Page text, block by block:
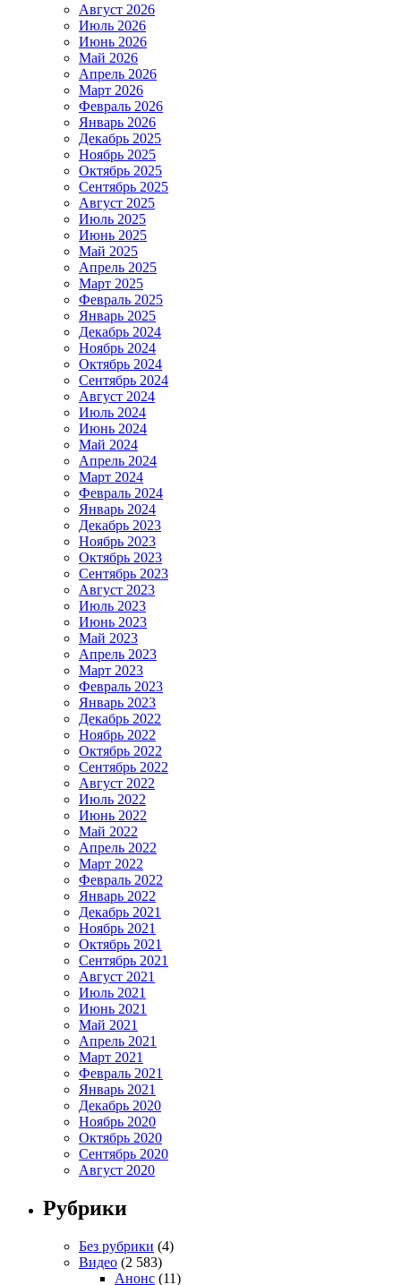
Август 2026
Июль 2026
Июнь 2026
Май 2026
Апрель 2026
Март 2026
Февраль 2026
Январь 2026
Декабрь 2025
Ноябрь 2025
Октябрь 2025
Сентябрь 2025
Август 2025
Июль 2025
Июнь 2025
Май 2025
Апрель 2025
Март 2025
Февраль 2025
Январь 2025
Декабрь 2024
Ноябрь 2024
Октябрь 2024
Сентябрь 2024
Август 2024
Июль 2024
Июнь 2024
Май 2024
Апрель 2024
Март 2024
Февраль 2024
Январь 2024
Декабрь 2023
Ноябрь 2023
Октябрь 2023
Сентябрь 2023
Август 2023
Июль 2023
Июнь 2023
Май 2023
Апрель 2023
Март 2023
Февраль 2023
Январь 2023
Декабрь 2022
Ноябрь 2022
Октябрь 2022
Сентябрь 2022
Август 2022
Июль 2022
Июнь 2022
Май 2022
Апрель 2022
Март 2022
Февраль 2022
Январь 2022
Декабрь 2021
Ноябрь 2021
Октябрь 2021
Сентябрь 2021
Август 2021
Июль 2021
Июнь 2021
Май 2021
Апрель 2021
Март 2021
Февраль 2021
Январь 2021
Декабрь 2020
Ноябрь 2020
Октябрь 2020
Сентябрь 2020
Август 2020
Рубрики
Без рубрики (4)
Видео (2 583)
Анонс (11)